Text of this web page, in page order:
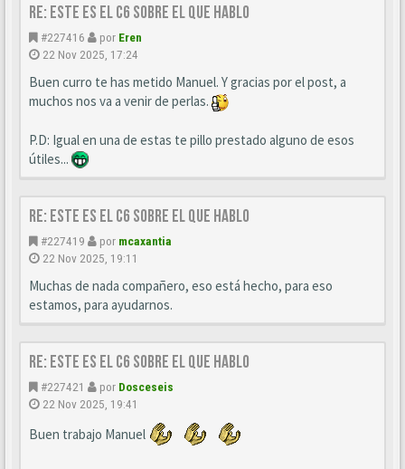
Re: este es el c6 sobre el que hablo
#227416 por Eren
22 Nov 2025, 17:24
Buen curro te has metido Manuel. Y gracias por el post, a
muchos nos va a venir de perlas.
P.D: Igual en una de estas te pillo prestado alguno de esos
útiles...
Re: este es el c6 sobre el que hablo
#227419 por mcaxantia
22 Nov 2025, 19:11
Muchas de nada compañero, eso está hecho, para eso
estamos, para ayudarnos.
Re: este es el c6 sobre el que hablo
#227421 por Dosceseis
22 Nov 2025, 19:41
Buen trabajo Manuel